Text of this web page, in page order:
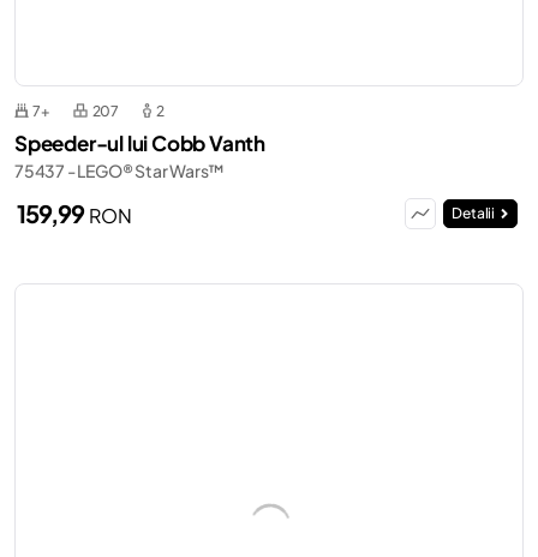
7+ 207 2
Speeder-ul lui Cobb Vanth
75437 - LEGO® Star Wars™
159,99RON Detalii